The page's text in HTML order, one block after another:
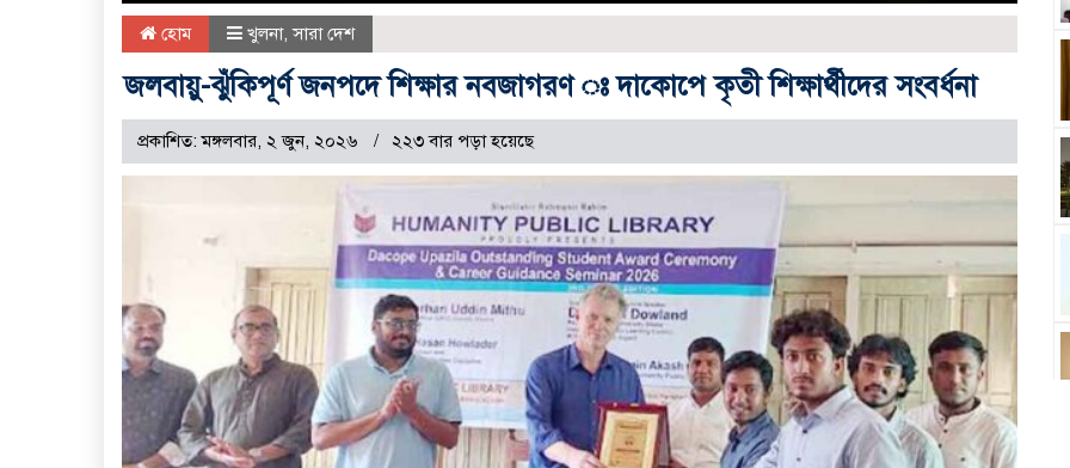
হোম খুলনা,সারা দেশ
জলবায়ু-ঝুঁকিপূর্ণ জনপদে শিক্ষার নবজাগরণ ঃ দাকোপে কৃতী শিক্ষার্থীদের সংবর্ধনা
প্রকাশিত: মঙ্গলবার, ২ জুন, ২০২৬ ২২৩ বার পড়া হয়েছে